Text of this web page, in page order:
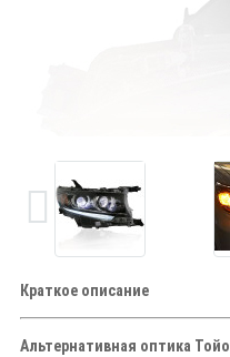
Краткое описание
Альтернативная оптика